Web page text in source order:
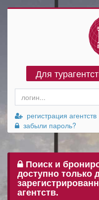
Для
регистрация агентств
забыли пароль?
Поиск и
доступно только
агентств.